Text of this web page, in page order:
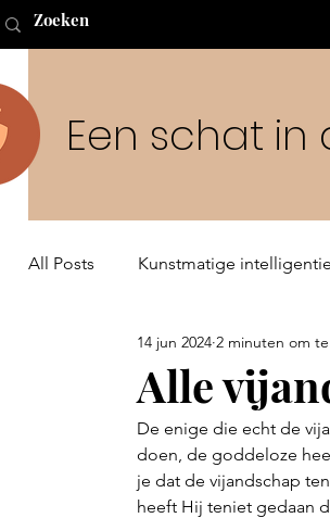
Een schat
All Posts Kunstmatige intelligentie
Buitenaards leven en de
Alle
14 jun 2024 2 minuten om
De enige die echt de
doen, de goddeloze
je dat de vijandschap
heeft Hij teniet gedaan